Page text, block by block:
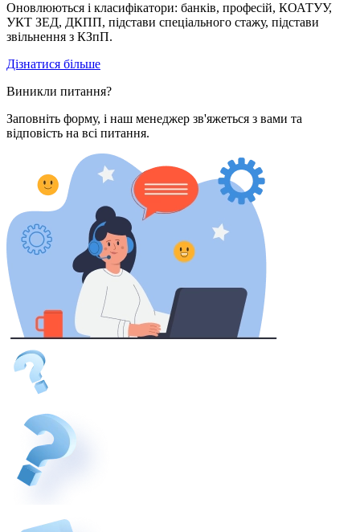
Оновлюються і класифікатори: банків, професій, КОАТУУ,
УКТ ЗЕД, ДКПП, підстави спеціального стажу, підстави
звільнення з КЗпП.
Дізнатися більше
Виникли питання?
Заповніть форму, і наш менеджер зв'яжеться з вами та
відповість на всi питання.